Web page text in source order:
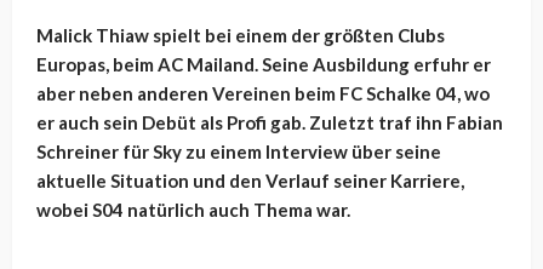
Malick Thiaw spielt bei einem der größten Clubs
Europas, beim AC Mailand. Seine Ausbildung erfuhr er
aber neben anderen Vereinen beim FC Schalke 04, wo
er auch sein Debüt als Profi gab. Zuletzt traf ihn Fabian
Schreiner für Sky zu einem Interview über seine
aktuelle Situation und den Verlauf seiner Karriere,
wobei S04 natürlich auch Thema war.